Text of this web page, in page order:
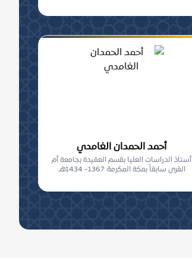
أحمد الحمدان الغامدي
أستاذ الدراسات العليا بقسم العقيدة بجامعة أم
القرى سابقاً بمكة المكرمة. 1367- 1434هـ.